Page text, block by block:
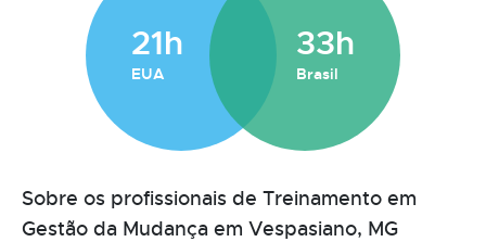
21h
EUA
33h
Brasil
Sobre os profissionais de Treinamento em
Gestão da Mudança em Vespasiano, MG